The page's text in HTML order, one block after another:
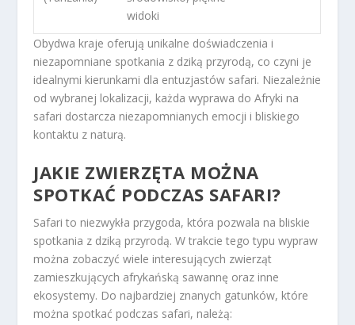
widoki
Obydwa kraje oferują unikalne doświadczenia i
niezapomniane spotkania z dziką przyrodą, co czyni je
idealnymi kierunkami dla entuzjastów safari. Niezależnie
od wybranej lokalizacji, każda wyprawa do Afryki na
safari dostarcza niezapomnianych emocji i bliskiego
kontaktu z naturą.
JAKIE ZWIERZĘTA MOŻNA
SPOTKAĆ PODCZAS SAFARI?
Safari to niezwykła przygoda, która pozwala na bliskie
spotkania z dziką przyrodą. W trakcie tego typu wypraw
można zobaczyć wiele interesujących zwierząt
zamieszkujących afrykańską sawannę oraz inne
ekosystemy. Do najbardziej znanych gatunków, które
można spotkać podczas safari, należą: